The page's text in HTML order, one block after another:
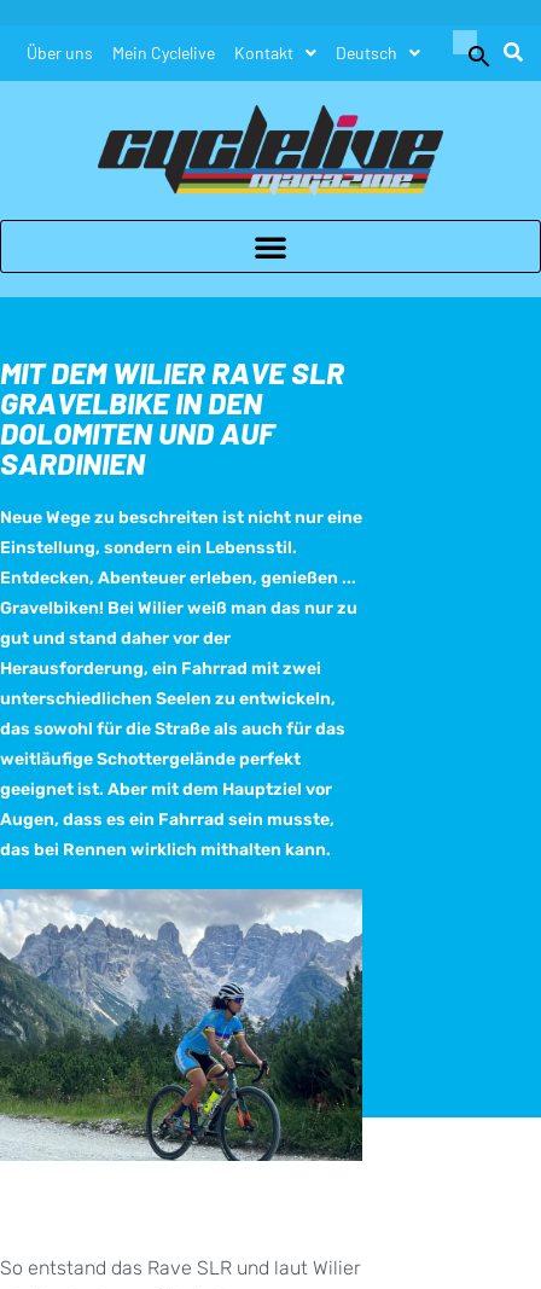
Über uns Mein Cyclelive Kontakt Deutsch
Search
Search Button
MIT DEM WILIER RAVE SLR
GRAVELBIKE IN DEN
DOLOMITEN UND AUF
SARDINIEN
Neue Wege zu beschreiten ist nicht nur eine
Einstellung, sondern ein Lebensstil.
Entdecken, Abenteuer erleben, genießen ...
Gravelbiken! Bei Wilier weiß man das nur zu
gut und stand daher vor der
Herausforderung, ein Fahrrad mit zwei
unterschiedlichen Seelen zu entwickeln,
das sowohl für die Straße als auch für das
weitläufige Schottergelände perfekt
geeignet ist. Aber mit dem Hauptziel vor
Augen, dass es ein Fahrrad sein musste,
das bei Rennen wirklich mithalten kann.
So entstand das Rave SLR und laut Wilier